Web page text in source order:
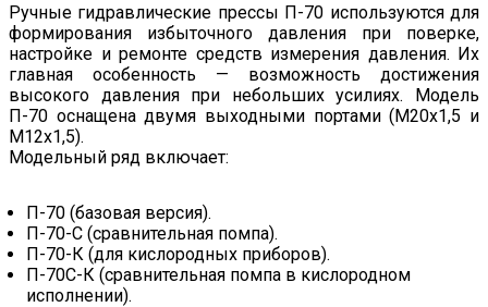
Ручные гидравлические прессы П-70 используются для
формирования избыточного давления при поверке,
настройке и ремонте средств измерения давления. Их
главная особенность — возможность достижения
высокого давления при небольших усилиях. Модель
П-70 оснащена двумя выходными портами (М20х1,5 и
М12х1,5).
Модельный ряд включает:
П-70 (базовая версия).
П-70-С (сравнительная помпа).
П-70-К (для кислородных приборов).
П-70С-К (сравнительная помпа в кислородном
исполнении).